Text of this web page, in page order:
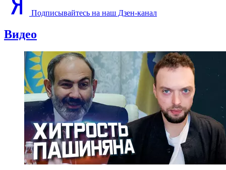
Подписывайтесь на наш Дзен-канал
Видео